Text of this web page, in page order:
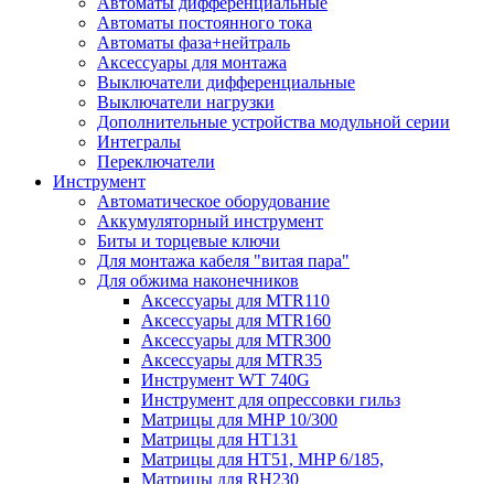
Автоматы постоянного тока
Автоматы фаза+нейтраль
Аксессуары для монтажа
Выключатели дифференциальные
Выключатели нагрузки
Дополнительные устройства модульной серии
Интегралы
Переключатели
Инструмент
Автоматическое оборудование
Аккумуляторный инструмент
Биты и торцевые ключи
Для монтажа кабеля "витая пара"
Для обжима наконечников
Аксессуары для MTR110
Аксессуары для MTR160
Аксессуары для MTR300
Аксессуары для MTR35
Инструмент WT 740G
Инструмент для опрессовки гильз
Матрицы для MHP 10/300
Матрицы для НТ131
Матрицы для НТ51, MHP 6/185,
Матрицы для RH230